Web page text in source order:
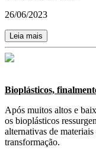
26/06/2023
Leia mais
Bioplásticos,
Após muitos altos e
os bioplásticos
alternativas de
transformação.